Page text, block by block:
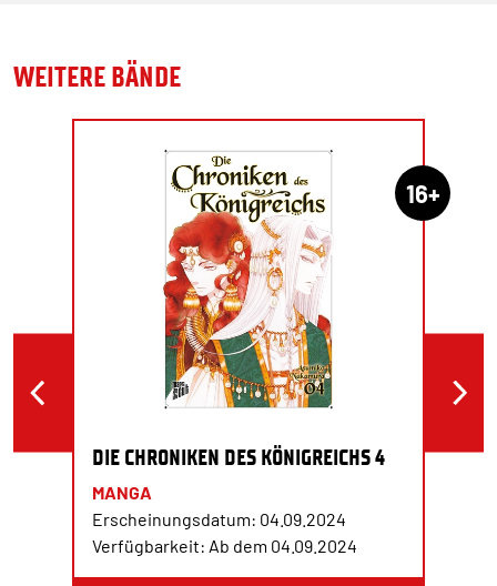
WEITERE BÄNDE
16+
DIE CHRONIKEN DES KÖNIGREICHS 4
MANGA
Erscheinungsdatum: 04.09.2024
Verfügbarkeit: Ab dem 04.09.2024